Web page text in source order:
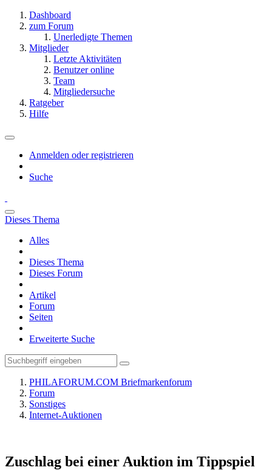
Dashboard
zum Forum
Unerledigte Themen
Mitglieder
Letzte Aktivitäten
Benutzer online
Team
Mitgliedersuche
Ratgeber
Hilfe
Anmelden oder registrieren
Suche
Dieses Thema
Alles
Dieses Thema
Dieses Forum
Artikel
Forum
Seiten
Erweiterte Suche
PHILAFORUM.COM Briefmarkenforum
Forum
Sonstiges
Internet-Auktionen
Zuschlag bei einer Auktion im Tippspiel